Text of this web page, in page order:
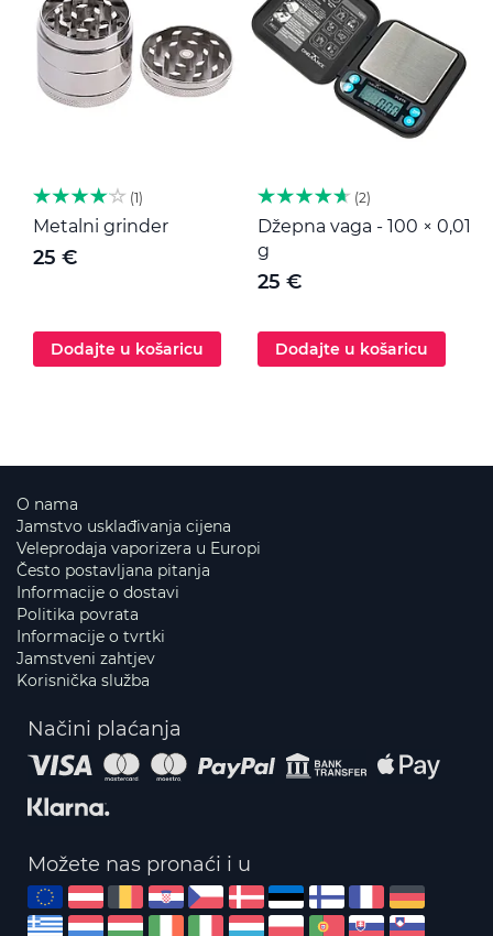
1
Metalni grinder
25 €
Dodajte u košaricu
2
Džepna vaga - 100 × 0,01
g
25 €
Dodajte u košaricu
O nama
Jamstvo usklađivanja cijena
Veleprodaja vaporizera u Europi
Često postavljana pitanja
Informacije o dostavi
Politika povrata
Informacije o tvrtki
Jamstveni zahtjev
Korisnička služba
Načini plaćanja
Možete nas pronaći i u